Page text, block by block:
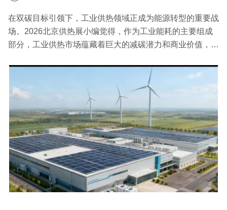
在双碳目标引领下，工业供热领域正成为能源转型的重要战
场。2026北京供热展小编觉得，作为工业能耗的主要组成
部分，工业供热市场蕴藏着巨大的减碳潜力和商业价值，正